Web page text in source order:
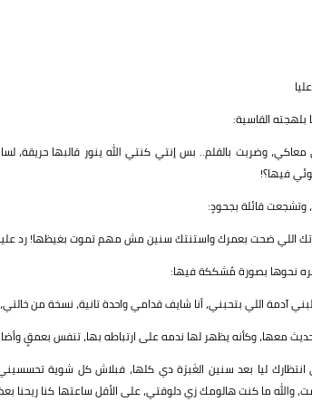
القاسية:
وضربت بالقلم.. بس إنتي كنتي الله ينور قالبها حريقة،
فيها؟!
وتشجعت قائلة بجحودٍ:
اللي ضحت بعمرك واستنتك سنين مش مهم تموت بغيظها! رد
نحوها بصورة مُشككة فيها:
آدمة اللي بتحبني، أنا شايف قدامي واحدة تانية، نسخة من
معها، وكأنه يظهر لها ندمه على ارتباطه بها، تنفس بعمقٍ
انتظارك ليا بعد سنين الغَبرَة دي كلها، فبلاش كل شوية
ما كنت هالومك زي دلوقتي، على الأقل ساعتها كنا ريحنا